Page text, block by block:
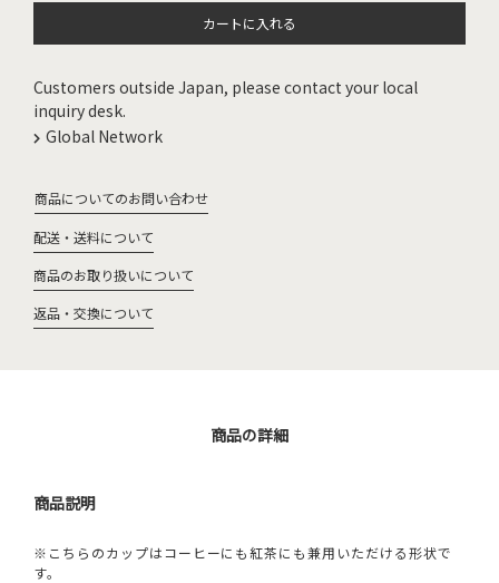
カートに入れる
Customers outside Japan, please contact your local
inquiry desk.
Global Network
商品についてのお問い合わせ
配送・送料について
商品のお取り扱いについて
返品・交換について
商品の詳細
商品説明
※こちらのカップはコーヒーにも紅茶にも兼用いただける形状で
す。